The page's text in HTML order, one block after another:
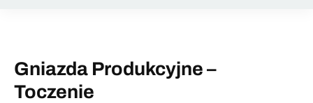
Gniazda Produkcyjne –
Toczenie